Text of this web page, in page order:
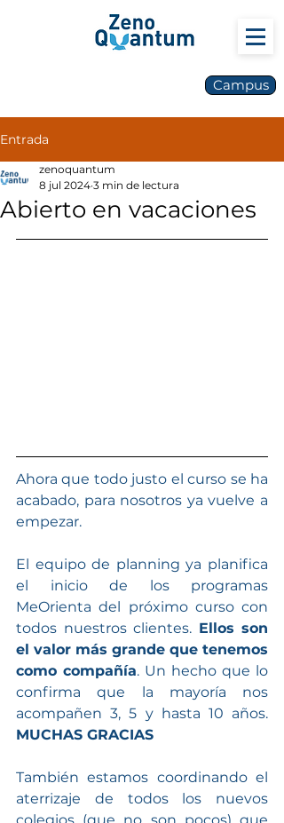
Campus
Entrada
Abierto en vacaciones
zenoquantum
8 jul 2024 3 min de lectura
Ahora que todo justo el curso se ha
acabado, para nosotros ya vuelve a
empezar.
El equipo de planning ya planifica
el inicio de los programas
MeOrienta del próximo curso con
todos nuestros clientes. Ellos son
el valor más grande que tenemos
como compañía. Un hecho que lo
confirma que la mayoría nos
MUCHAS GRACIAS
También estamos coordinando el
aterrizaje de todos los nuevos
colegios (que no son pocos) que